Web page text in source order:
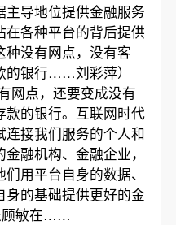
导地位提供金融服务
各种平台的背后提供
种没有网点，没有客
的银行……刘彩萍）
网点，还要变成没有
款的银行。互联网时代
接我们服务的个人和
融机构、金融企业，
用平台自身的数据、
的基础提供更好的金
顾敏在……